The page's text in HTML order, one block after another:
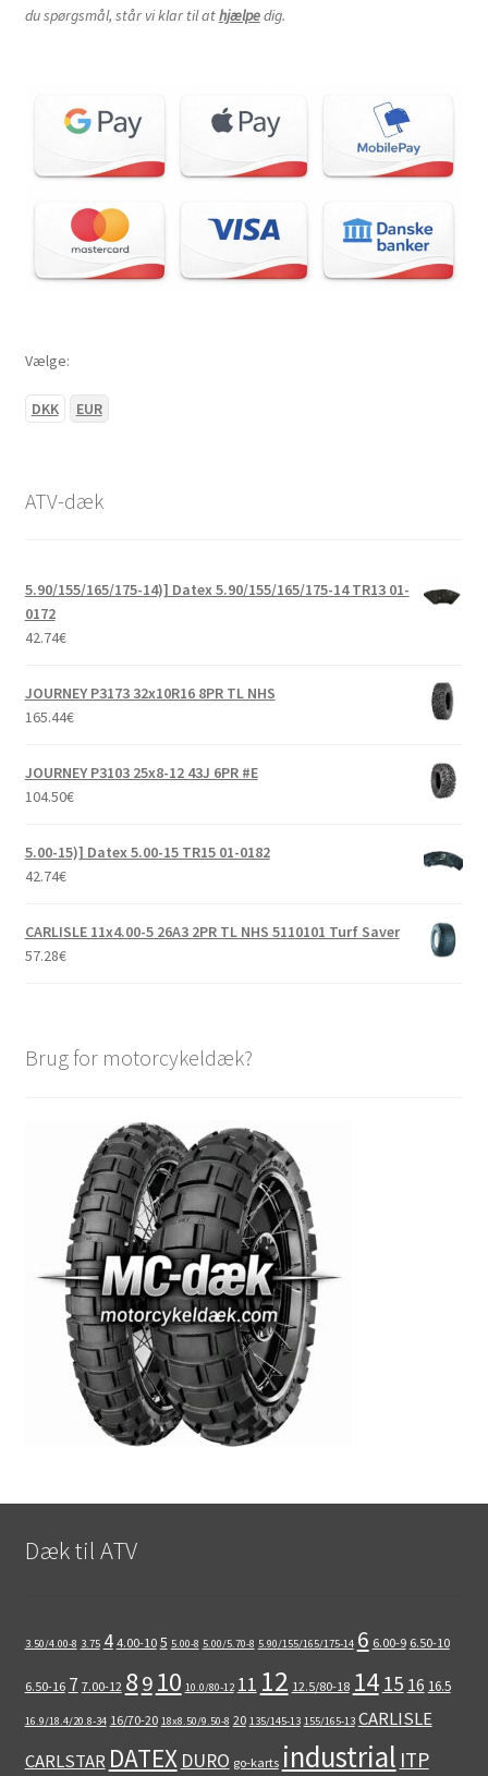
du spørgsmål, står vi klar til athjælpedig.
Vælge:
DKK EUR
ATV-dæk
5.90/155/165/175-14)] Datex 5.90/155/165/175-14 TR13 01-
0172
42.74€
JOURNEY P3173 32x10R16 8PR TL NHS
165.44€
JOURNEY P3103 25x8-12 43J 6PR #E
104.50€
5.00-15)] Datex 5.00-15 TR15 01-0182
42.74€
CARLISLE 11x4.00-5 26A3 2PR TL NHS 5110101 Turf Saver
57.28€
Brug for motorcykeldæk?
Dæk til ATV
3.50/4.00-8 3.75 4 4.00-10 5 5.00-8 5.00/5.70-8 5.90/155/165/175-14 6 6.00-9 6.50-10
6.50-16 7 7.00-12 89 10 10.0/80-12 11 12 12.5/80-18 14 15 16 16.5
16.9/18.4/20.8-34 16/70-20 18x8.50/9.50-8 20 135/145-13 155/165-13 CARLISLE
CARLSTAR DATEX DURO go-karts industrial ITP